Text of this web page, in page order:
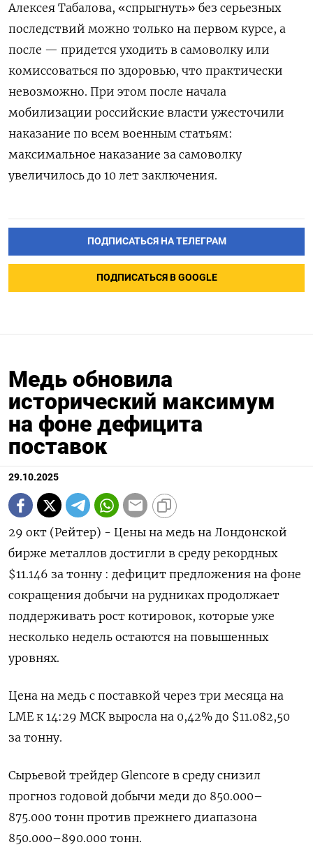
Алексея Табалова, «спрыгнуть» без серьезных
последствий можно только на первом курсе, а
после — придется уходить в самоволку или
комиссоваться по здоровью, что практически
невозможно. При этом после начала
мобилизации российские власти ужесточили
наказание по всем военным статьям:
максимальное наказание за самоволку
увеличилось до 10 лет заключения.
ПОДПИСАТЬСЯ НА ТЕЛЕГРАМ
ПОДПИСАТЬСЯ В GOOGLE
Медь обновила
исторический максимум
на фоне дефицита
поставок
29.10.2025
29 окт (Рейтер) - Цены на медь на Лондонской
бирже металлов достигли в среду рекордных
$11.146 за тонну : дефицит предложения на фоне
сокращения добычи на рудниках продолжает
поддерживать рост котировок, которые уже
несколько недель остаются на повышенных
уровнях.
Цена на медь с поставкой через три месяца на
LME к 14:29 МСК выросла на 0,42% до $11.082,50
за тонну.
Сырьевой трейдер Glencore в среду снизил
прогноз годовой добычи меди до 850.000–
875.000 тонн против прежнего диапазона
850.000–890.000 тонн.